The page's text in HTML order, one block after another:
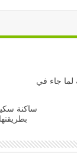
في
ساكنة سكيكدة
بطريقتها